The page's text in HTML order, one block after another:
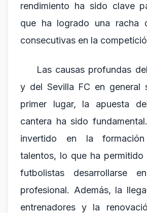
rendimiento ha sido clave
que ha logrado una racha
consecutivas en la
Las causas profundas
y del Sevilla FC en general
primer lugar, la apuesta
cantera ha sido
invertido en la
talentos, lo que ha
futbolistas desarrollarse
profesional. Además, la
entrenadores y la